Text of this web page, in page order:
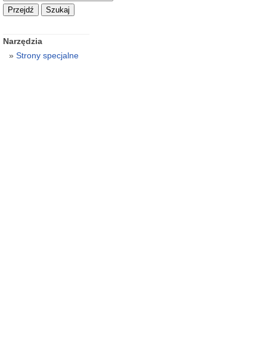
Narzędzia
Strony specjalne